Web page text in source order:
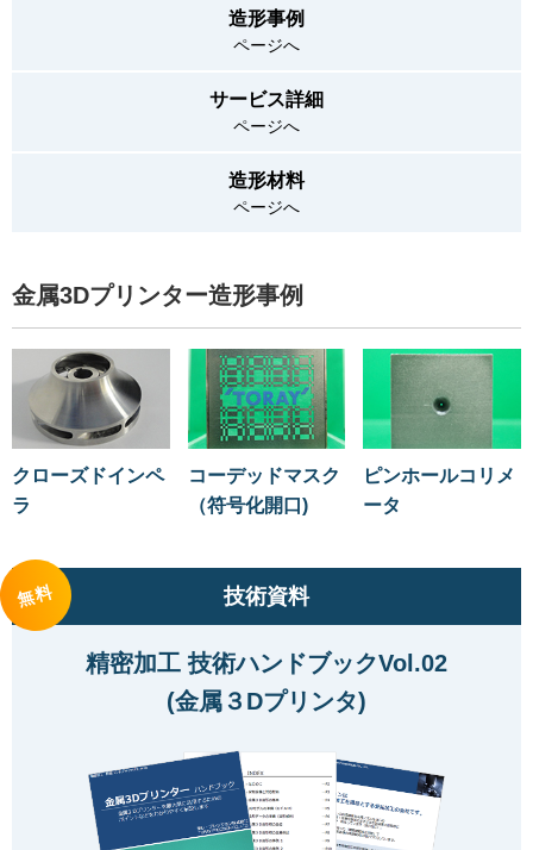
造形事例
ページへ
サービス詳細
ページへ
造形材料
ページへ
金属3Dプリンター造形事例
クローズドインペ
ラ
コーデッドマスク
（符号化開口)
ピンホールコリメ
ータ
無料 技術資料
精密加工 技術ハンドブックVol.02
(金属３Dプリンタ)